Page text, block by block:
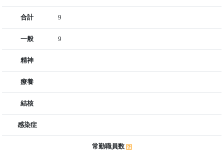
合計 9
一般 9
精神
療養
結核
感染症
常勤職員数